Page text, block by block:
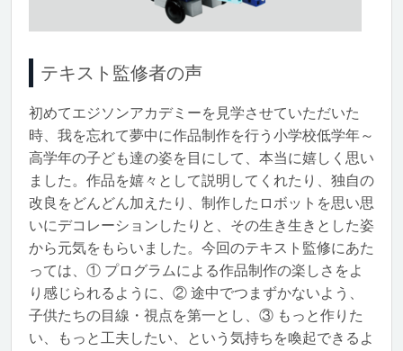
テキスト監修者の声
初めてエジソンアカデミーを見学させていただいた
時、我を忘れて夢中に作品制作を行う小学校低学年～
高学年の子ども達の姿を目にして、本当に嬉しく思い
ました。作品を嬉々として説明してくれたり、独自の
改良をどんどん加えたり、制作したロボットを思い思
いにデコレーションしたりと、その生き生きとした姿
から元気をもらいました。今回のテキスト監修にあた
っては、① プログラムによる作品制作の楽しさをよ
り感じられるように、② 途中でつまずかないよう、
子供たちの目線・視点を第一とし、③ もっと作りた
い、もっと工夫したい、という気持ちを喚起できるよ